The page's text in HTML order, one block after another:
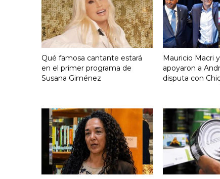
Qué famosa cantante estará
en el primer programa de
Susana Giménez
Mauricio Macri
apoyaron a
disputa con